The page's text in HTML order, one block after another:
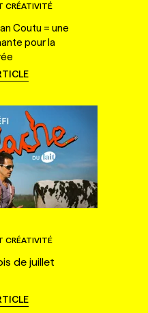
CRÉATIVITÉ
Coutu = une
pour la
CRÉATIVITÉ
de juillet